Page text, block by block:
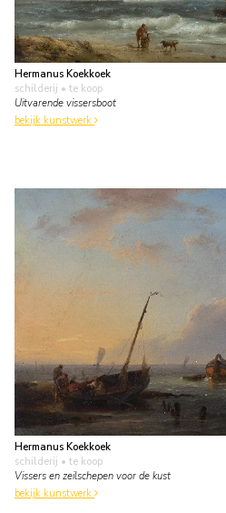
Hermanus Koekkoek
schilderij • te koop
Uitvarende vissersboot
bekijk kunstwerk
Hermanus Koekkoek
schilderij • te koop
Vissers en zeilschepen voor de kust
bekijk kunstwerk